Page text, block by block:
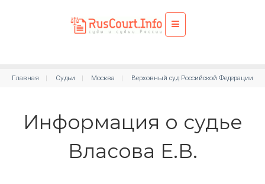
Главная Судьи Москва Верховный суд Российской Федерации
Информация о судье
Власова Е.В.